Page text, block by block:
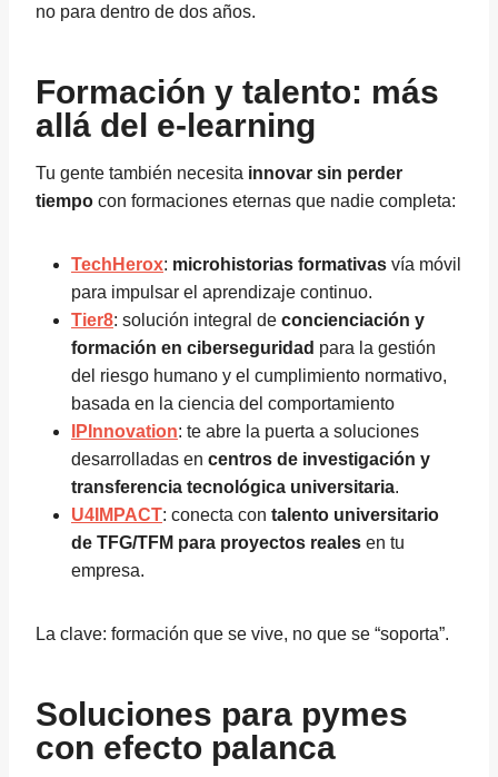
no para dentro de dos años.
Formación y talento: más
allá del e-learning
Tu gente también necesita innovar sin perder
tiempo con formaciones eternas que nadie completa:
TechHerox: microhistorias formativas vía móvil
para impulsar el aprendizaje continuo.
Tier8: solución integral de concienciación y
formación en ciberseguridad para la gestión
del riesgo humano y el cumplimiento normativo,
basada en la ciencia del comportamiento
IPInnovation: te abre la puerta a soluciones
desarrolladas en centros de investigación y
transferencia tecnológica universitaria.
U4IMPACT: conecta con talento universitario
de TFG/TFM para proyectos reales en tu
empresa.
La clave: formación que se vive, no que se “soporta”.
Soluciones para pymes
con efecto palanca